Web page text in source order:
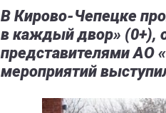
В Кирово-Чепецке
в каждый двор» (0+),
представителями АО
мероприятий